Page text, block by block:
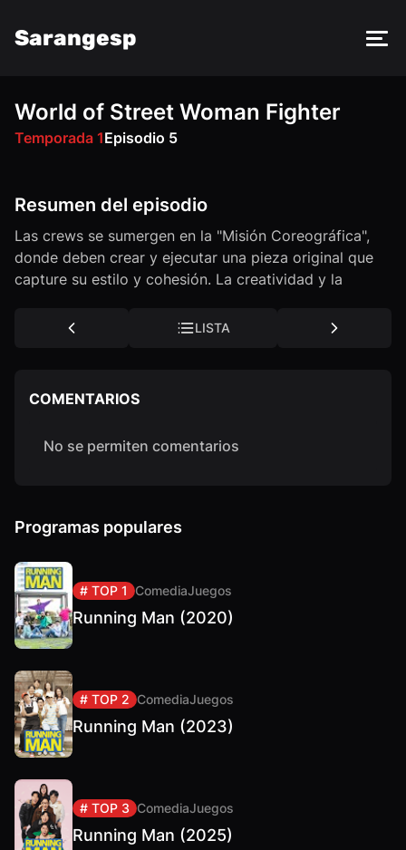
Sarangesp
World of Street Woman Fighter
Temporada 1Episodio 5
PY AV
Resumen del episodio
Las crews se sumergen en la "Misión Coreográfica",
donde deben crear y ejecutar una pieza original que
capture su estilo y cohesión. La creatividad y la
LISTA
COMENTARIOS
No se permiten comentarios
Programas populares
# TOP 1 ComediaJuegos
Running Man (2020)
# TOP 2 ComediaJuegos
Running Man (2023)
# TOP 3 ComediaJuegos
Running Man (2025)